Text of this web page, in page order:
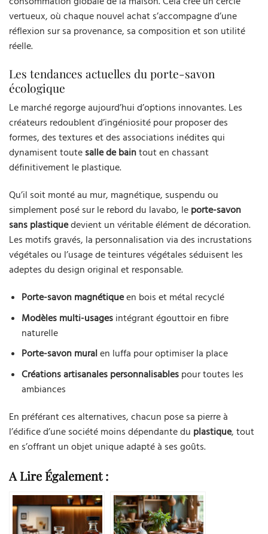
vertueux, où chaque nouvel achat s’accompagne d’une
réflexion sur sa provenance, sa composition et son utilité
réelle.
Les tendances actuelles du porte-savon
écologique
Le marché regorge aujourd’hui d’options innovantes. Les
créateurs redoublent d’ingéniosité pour proposer des
formes, des textures et des associations inédites qui
dynamisent toute salle de baintout en chassant
définitivement le plastique.
Qu’il soit monté au mur, magnétique, suspendu ou
simplement posé sur le rebord du lavabo, le porte-savon
sans plastiquedevient un véritable élément de décoration.
Les motifs gravés, la personnalisation via des incrustations
végétales ou l’usage de teintures végétales séduisent les
adeptes du design original et responsable.
Porte-savon magnétiqueen bois et métal recyclé
Modèles multi-usagesintégrant égouttoir en fibre
naturelle
Porte-savon muralen luffa pour optimiser la place
Créations artisanales personnalisablespour toutes les
ambiances
En préférant ces alternatives, chacun pose sa pierre à
l’édifice d’une société moins dépendante du plastique, tout
en s’offrant un objet unique adapté à ses goûts.
A Lire Également :